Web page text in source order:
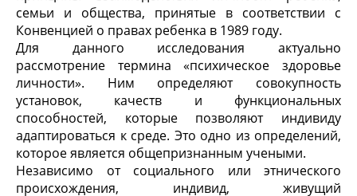
семьи и общества, принятые в соответствии с
Конвенцией о правах ребенка в 1989 году.
Для данного исследования актуально
рассмотрение термина «психическое здоровье
личности». Ним определяют совокупность
установок, качеств и функциональных
способностей, которые позволяют индивиду
адаптироваться к среде. Это одно из определений,
которое является общепризнанным учеными.
Независимо от социального или этнического
происхождения, индивид, живущий